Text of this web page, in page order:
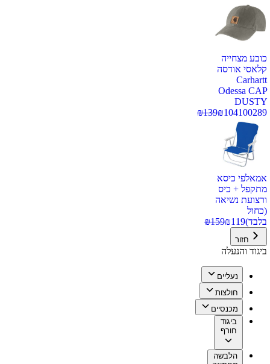
כובע מצחייה
קלאסי אודסה
Carhartt
Odessa CAP
DUSTY
100289
₪104
₪139
אמאלפי כיסא
מתקפל + כיס
ורצועת נשיאה
(כחול
בלבד)
₪119
₪159
חזור
ביגוד והנעלה
נעליים
חולצות
מכנסיים
ביגוד
חורף
הלבשה